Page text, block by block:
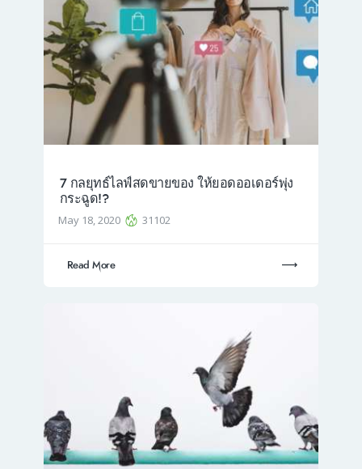
7 กลยุทธ์ไลฟ์สดขายของ ให้ยอดออเดอร์พุ่ง
กระฉูด!?
May 18, 2020 31102
Read More